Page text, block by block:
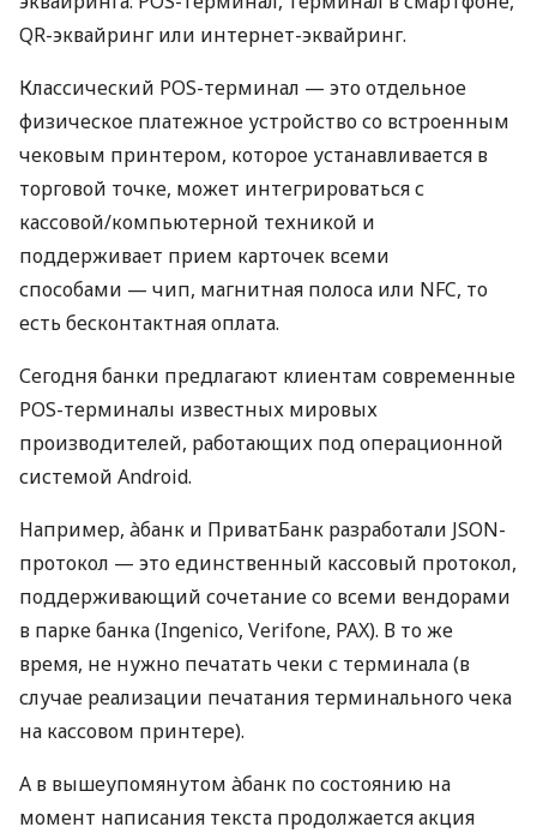
QR-эквайринг или интернет-эквайринг.
Классический POS-терминал — это отдельное
физическое платежное устройство со встроенным
чековым принтером, которое устанавливается в
торговой точке, может интегрироваться с
кассовой/компьютерной техникой и
поддерживает прием карточек всеми
способами — чип, магнитная полоса или NFC, то
есть бесконтактная оплата.
Сегодня банки предлагают клиентам современные
POS-терминалы известных мировых
производителей, работающих под операционной
системой Android.
Например, àбанк и ПриватБанк разработали JSON-
протокол — это единственный кассовый протокол,
поддерживающий сочетание со всеми вендорами
в парке банка (Ingenico, Verifone, PAX). В то же
время, не нужно печатать чеки с терминала (в
случае реализации печатания терминального чека
на кассовом принтере).
А в вышеупомянутом àбанк по состоянию на
момент написания текста продолжается акция